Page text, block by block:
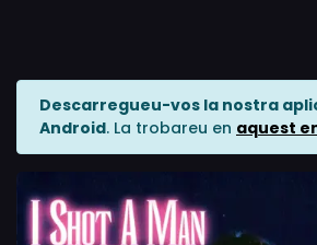
Descarregueu-vos la nostra
Android. La trobareu en aquest